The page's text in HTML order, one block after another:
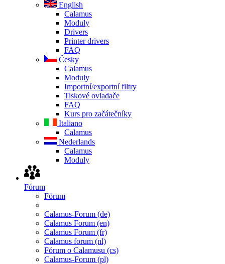
English
Calamus
Moduly
Drivers
Printer drivers
FAQ
Česky
Calamus
Moduly
Importní/exportní filtry
Tiskové ovladače
FAQ
Kurs pro začátečníky
Italiano
Calamus
Nederlands
Calamus
Moduly
Fórum
Fórum
Calamus-Forum (de)
Calamus Forum (en)
Calamus Forum (fr)
Calamus forum (nl)
Fórum o Calamusu (cs)
Calamus-Forum (pl)